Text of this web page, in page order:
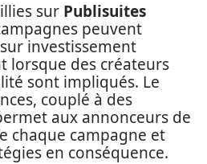
sur Publisuites
peuvent
investissement
lorsque des créateurs
sont impliqués. Le
couplé à des
aux annonceurs de
chaque campagne et
en conséquence.